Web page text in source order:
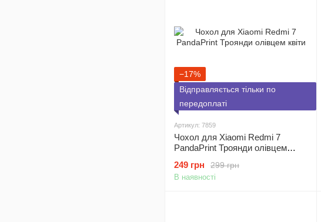
−17%
Відправляється тільки по
передоплаті
Артикул: 7859
Чохол для Xiaomi Redmi 7
PandaPrint Троянди олівцем
299 грн
249 грн
В наявності